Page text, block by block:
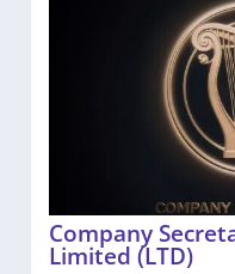
Company
Limited (LTD)